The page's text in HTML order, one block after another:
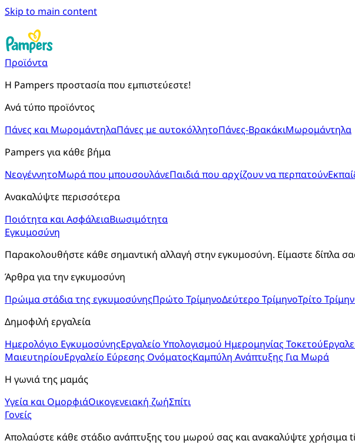
Skip to main content
Προϊόντα
Η Pampers προστασία που εμπιστεύεστε!
Ανά τύπο προϊόντος
Πάνες και ΜωρομάντηλαΠάνες με αυτοκόλλητοΠάνες-ΒρακάκιΜωρομάντηλα
Pampers για κάθε βήμα
ΝεογέννητοΜωρά που μπουσουλάνεΠαιδιά που αρχίζουν να περπατούν
Ανακαλύψτε περισσότερα
Ποιότητα και ΑσφάλειαΒιωσιμότητα
Εγκυμοσύνη
Παρακολουθήστε κάθε σημαντική αλλαγή στην εγκυμοσύνη. Είμαστε δίπλα
Άρθρα για την εγκυμοσύνη
Πρώιμα στάδια της εγκυμοσύνηςΠρώτο ΤρίμηνοΔεύτερο ΤρίμηνοΤρίτο
Δημοφιλή εργαλεία
Ημερολόγιο ΕγκυμοσύνηςΕργαλείο Υπολογισμού Ημερομηνίας Τοκετού
ΜαιευτηρίουΕργαλείο Εύρεσης ΟνόματοςΚαμπύλη Ανάπτυξης Για Μωρά
Η γωνιά της μαμάς
Υγεία και ΟμορφιάΟικογενειακή ζωήΣπίτι
Γονείς
Απολαύστε κάθε στάδιο ανάπτυξης του μωρού σας και ανακαλύψτε χρήσιμα